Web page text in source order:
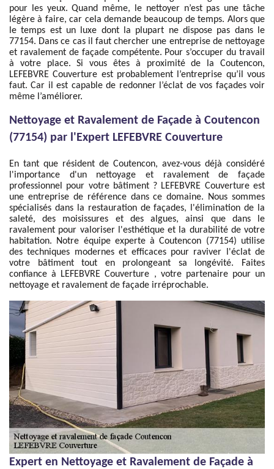
pour les yeux. Quand même, le nettoyer n’est pas une tâche
légère à faire, car cela demande beaucoup de temps. Alors que
le temps est un luxe dont la plupart ne dispose pas dans le
77154. Dans ce cas il faut chercher une entreprise de nettoyage
et ravalement de façade compétente. Pour s’occuper du travail
à votre place. Si vous êtes à proximité de la Coutencon,
LEFEBVRE Couverture est probablement l’entreprise qu’il vous
faut. Car il est capable de redonner l’éclat de vos façades voir
même l’améliorer.
Nettoyage et Ravalement de Façade à Coutencon
(77154) par l'Expert LEFEBVRE Couverture
En tant que résident de Coutencon, avez-vous déjà considéré
l'importance d'un nettoyage et ravalement de façade
professionnel pour votre bâtiment ? LEFEBVRE Couverture est
une entreprise de référence dans ce domaine. Nous sommes
spécialisés dans la restauration de façades, l'élimination de la
saleté, des moisissures et des algues, ainsi que dans le
ravalement pour valoriser l'esthétique et la durabilité de votre
habitation. Notre équipe experte à Coutencon (77154) utilise
des techniques modernes et efficaces pour raviver l'éclat de
votre bâtiment tout en prolongeant sa longévité. Faites
confiance à LEFEBVRE Couverture , votre partenaire pour un
nettoyage et ravalement de façade irréprochable.
Expert en Nettoyage et Ravalement de Façade à